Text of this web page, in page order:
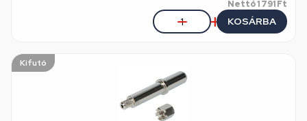
Nettó1 791 Ft
KOSÁRBA
Kifutó